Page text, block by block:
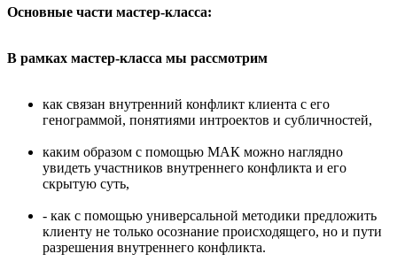
Основные части мастер-класса:
В рамках мастер-класса мы рассмотрим
как связан внутренний конфликт клиента с его
генограммой, понятиями интроектов и субличностей,
каким образом с помощью МАК можно наглядно
увидеть участников внутреннего конфликта и его
скрытую суть,
- как с помощью универсальной методики предложить
клиенту не только осознание происходящего, но и пути
разрешения внутреннего конфликта.